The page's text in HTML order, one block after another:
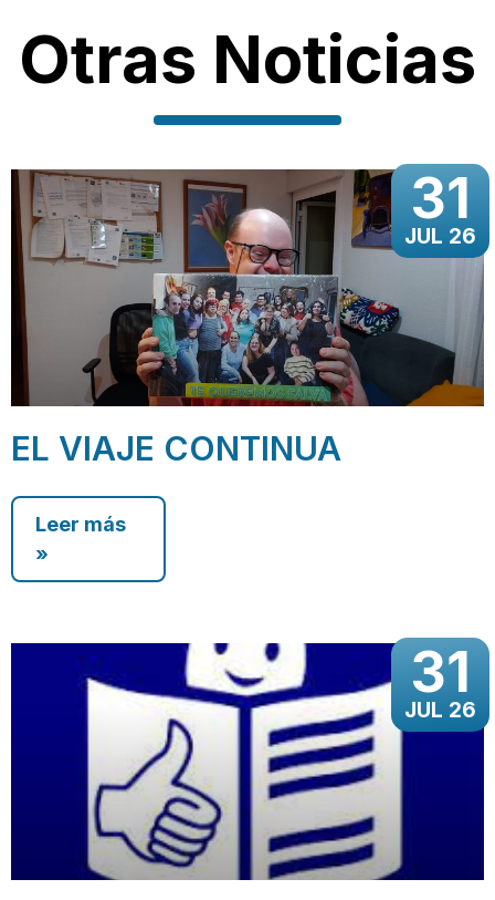
Otras Noticias
31
JUL 26
EL VIAJE CONTINUA
Leer más
»
31
JUL 26